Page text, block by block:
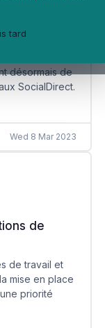
désormais de
SocialDirect.
Wed 8 Mar 2023
de
de travail et
mise en place
priorité
tard